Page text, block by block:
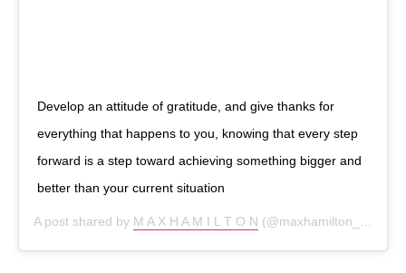
Develop an attitude of gratitude, and give thanks for
everything that happens to you, knowing that every step
forward is a step toward achieving something bigger and
better than your current situation
A post shared by M A X H A M I L T O N (@maxhamilton_) on